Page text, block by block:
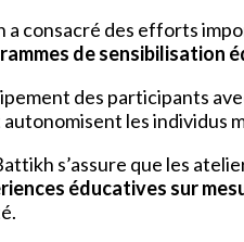
a consacré des efforts
de sensibilisation
des participants
les individus
s’assure que les
éducatives sur